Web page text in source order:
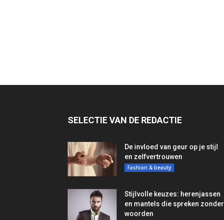
SELECTIE VAN DE REDACTIE
De invloed van geur op je stijl
en zelfvertrouwen
Fashion & beauty
Stijlvolle keuzes: herenjassen
en mantels die spreken zonder
woorden